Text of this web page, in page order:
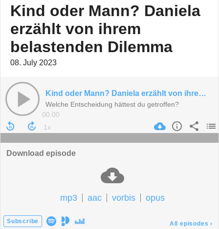
Kind oder Mann? Daniela
erzählt von ihrem
belastenden Dilemma
08. July 2023
Kind oder Mann? Daniela erzählt von ihrem belastenden Dilemma
Welche Entscheidung hättest du getroffen?
00:00
Download episode
mp3 aac vorbis opus
Subscribe All episodes ›